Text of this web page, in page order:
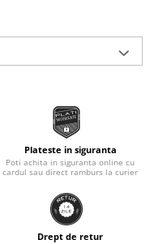
Plateste in siguranta
Poti achita in siguranta online cu
cardul sau direct ramburs la curier
Drept de retur